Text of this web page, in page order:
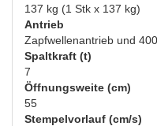
137 kg (1 Stk x 137 kg)
Antrieb
Zapfwellenantrieb und
Spaltkraft (t)
7
Öffnungsweite (cm)
55
Stempelvorlauf (cm/s)